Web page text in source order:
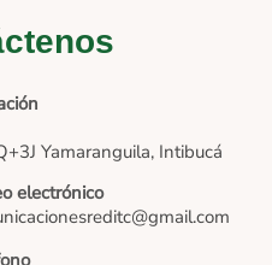
Yamaranguila, Intibucá
electrónico